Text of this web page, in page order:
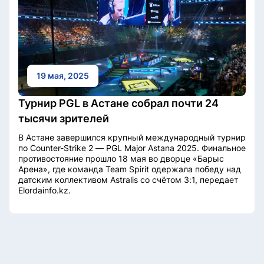
19 мая, 2025
Турнир PGL в Астане собрал почти 24
тысячи зрителей
В Астане завершился крупный международный турнир
по Counter-Strike 2 — PGL Major Astana 2025. Финальное
противостояние прошло 18 мая во дворце «Барыс
Арена», где команда Team Spirit одержала победу над
датским коллективом Astralis со счётом 3:1, передает
Elordainfo.kz.